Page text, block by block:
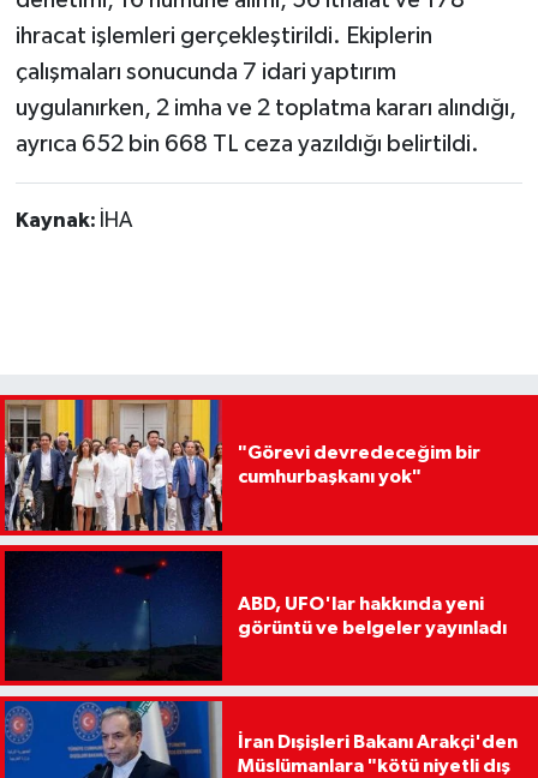
ihracat işlemleri gerçekleştirildi. Ekiplerin
çalışmaları sonucunda 7 idari yaptırım
uygulanırken, 2 imha ve 2 toplatma kararı alındığı,
ayrıca 652 bin 668 TL ceza yazıldığı belirtildi.
Kaynak: İHA
"Görevi devredeceğim bir
cumhurbaşkanı yok"
ABD, UFO'lar hakkında yeni
görüntü ve belgeler yayınladı
İran Dışişleri Bakanı Arakçi'den
Müslümanlara "kötü niyetli dış